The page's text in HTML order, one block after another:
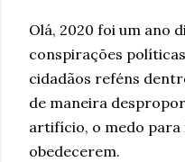
Olá, 2020 foi um ano
conspirações
cidadãos reféns
de maneira
artifício, o medo para
obedecerem.